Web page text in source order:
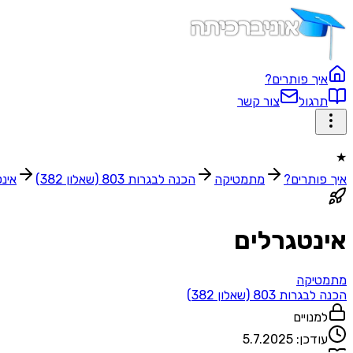
איך פותרים?
תרגול
צור קשר
★
איך פותרים?
מתמטיקה הכנה לבגרות 803 (שאלון 382)
אינטגרלים
מתמטיקה
הכנה לבגרות 803 (שאלון 382)
למנויים
עודכן: 5.7.2025